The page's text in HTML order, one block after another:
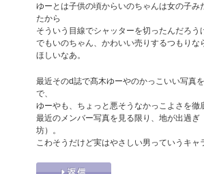
ゆーとは子供の頃からいのちゃんは女の子み
たから
そういう目線でシャッターを切ったんだろう
でもいのちゃん、かわいい売りするつもりな
ほしいなあ。
最近そのd誌で髙木ゆーやのかっこいい写真
で、
ゆーやも、ちょっと悪そうなかっこよさを徹
最近のメンバー写真を見る限り、地が出過ぎ
坊）。
こわそうだけど実はやさしい男っていうキャ